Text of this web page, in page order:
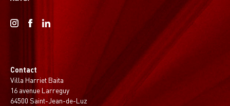
Contact
Villa Harriet Baita
16 avenue Larreguy
64500 Saint-Jean-de-Luz